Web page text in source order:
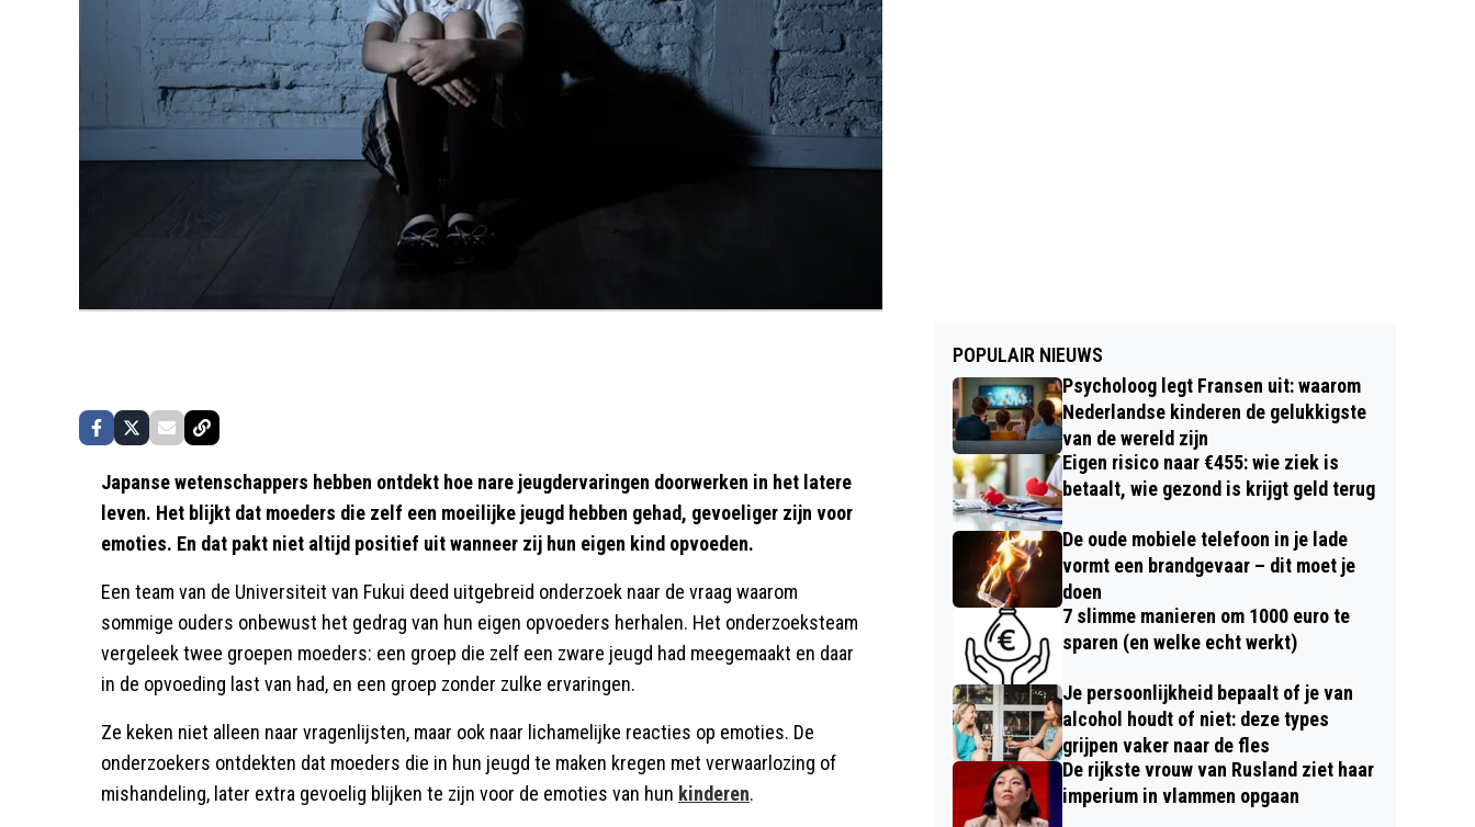
Japanse wetenschappers hebben ontdekt hoe nare jeugdervaringen doorwerken in het latere
leven. Het blijkt dat moeders die zelf een moeilijke jeugd hebben gehad, gevoeliger zijn voor
emoties. En dat pakt niet altijd positief uit wanneer zij hun eigen kind opvoeden.
Een team van de Universiteit van Fukui deed uitgebreid onderzoek naar de vraag waarom
sommige ouders onbewust het gedrag van hun eigen opvoeders herhalen. Het onderzoeksteam
vergeleek twee groepen moeders: een groep die zelf een zware jeugd had meegemaakt en daar
in de opvoeding last van had, en een groep zonder zulke ervaringen.
Ze keken niet alleen naar vragenlijsten, maar ook naar lichamelijke reacties op emoties. De
onderzoekers ontdekten dat moeders die in hun jeugd te maken kregen met verwaarlozing of
mishandeling, later extra gevoelig blijken te zijn voor de emoties van hun kinderen.
POPULAIR NIEUWS
Psycholoog legt Fransen uit: waarom
Nederlandse kinderen de gelukkigste
van de wereld zijn
Eigen risico naar €455: wie ziek is
betaalt, wie gezond is krijgt geld terug
De oude mobiele telefoon in je lade
vormt een brandgevaar – dit moet je
doen
7 slimme manieren om 1000 euro te
sparen (en welke echt werkt)
Je persoonlijkheid bepaalt of je van
alcohol houdt of niet: deze types
grijpen vaker naar de fles
De rijkste vrouw van Rusland ziet haar
imperium in vlammen opgaan